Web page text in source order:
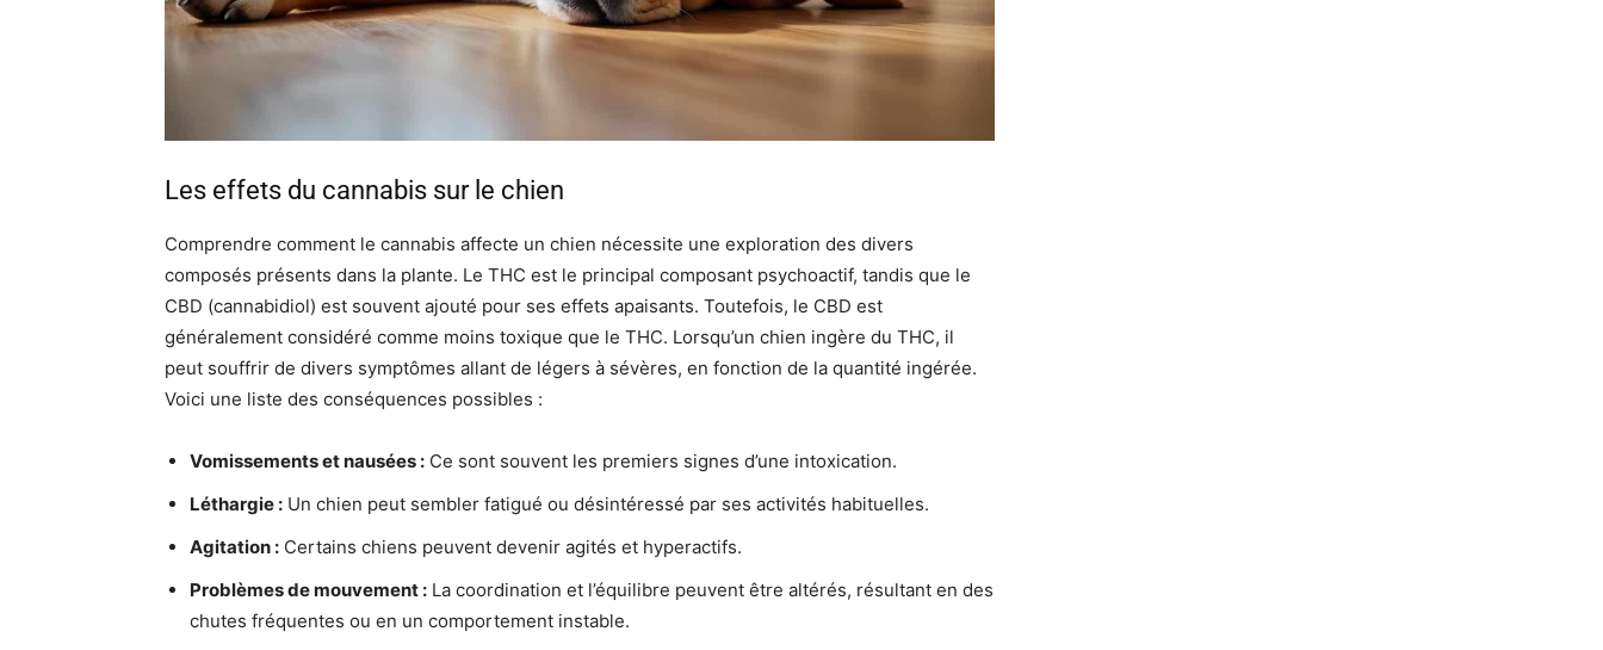
Les effets du cannabis sur le chien
Comprendre comment le cannabis affecte un chien nécessite une exploration des divers
composés présents dans la plante. Le THC est le principal composant psychoactif, tandis que le
CBD (cannabidiol) est souvent ajouté pour ses effets apaisants. Toutefois, le CBD est
généralement considéré comme moins toxique que le THC. Lorsqu’un chien ingère du THC, il
peut souffrir de divers symptômes allant de légers à sévères, en fonction de la quantité ingérée.
Voici une liste des conséquences possibles :
Vomissements et nausées : Ce sont souvent les premiers signes d’une intoxication.
Léthargie : Un chien peut sembler fatigué ou désintéressé par ses activités habituelles.
Agitation : Certains chiens peuvent devenir agités et hyperactifs.
Problèmes de mouvement : La coordination et l’équilibre peuvent être altérés, résultant en des
chutes fréquentes ou en un comportement instable.